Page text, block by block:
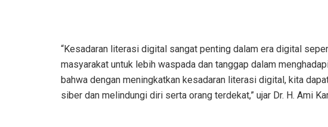
“Kesadaran literasi digital sangat penting dalam era digital
masyarakat untuk lebih waspada dan tanggap dalam
bahwa dengan meningkatkan kesadaran literasi digital, kita
siber dan melindungi diri serta orang terdekat,” ujar Dr. H. Ami